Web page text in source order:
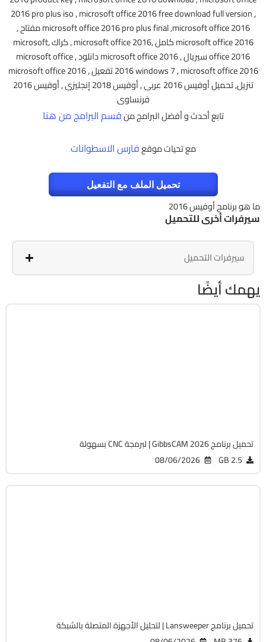
2016 pro plus iso , microsoft office 2016 free download full version ,
microsoft office 2016 pro plus final ,microsoft office 2016 مفتاح ,
microsoft office 2016 كامل ,microsoft office 2016 , كراك ,microsoft
office 2016 سيريال , microsoft office 2016 دانلود , microsoft office
2016 windows 7 , microsoft office 2016 تفعيل , microsoft office 2016
تنزيل, تحميل أوفيس 2016 عربى , أوفيس 2018 إنجليزى , أوفيس 2016
فرنساوى
تابع أحدث و أفضل البرامج منقسم البرامج من هنا
مع تحيات موقعفارس الاسطوانات
تحميل الملف مع التفعيل
ما هو برنامج أوفيس 2016
سيرفرات أخرى للتحميل
سيرفرات التحميل
يهمك أيضًا
تحميل برنامج GibbsCAM 2026 | لبرمجة CNC بسهولة
2.5 GB
08/06/2026
تحميل برنامج Lansweeper | لتحليل الأجهزة المتصلة بالشبكة